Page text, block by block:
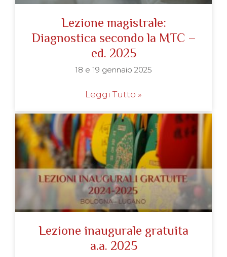
Lezione magistrale:
Diagnostica secondo la MTC –
ed. 2025
18 e 19 gennaio 2025
Leggi Tutto »
Lezione inaugurale gratuita
a.a. 2025